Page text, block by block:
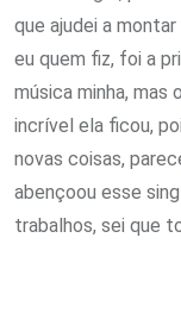
que ajudei a
eu quem fiz, foi a
música minha, mas
incrível ela ficou,
novas coisas,
abençoou esse
trabalhos, sei que